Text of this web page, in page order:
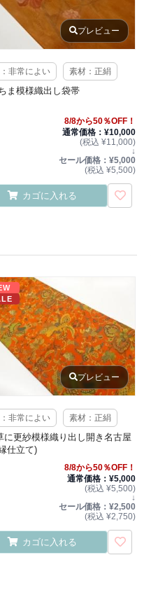
プレビュー
非常によい 素材：正絹
ま模様織出し袋帯
8/8から50％OFF！
通常価格：¥10,000
(税込 ¥11,000)
↓
セール価格：¥5,000
(税込 ¥5,500)
カゴに入れる
プレビュー
非常によい 素材：正絹
に更紗模様織り出し開き名古屋
仕立て)
8/8から50％OFF！
通常価格：¥5,000
(税込 ¥5,500)
↓
セール価格：¥2,500
(税込 ¥2,750)
カゴに入れる